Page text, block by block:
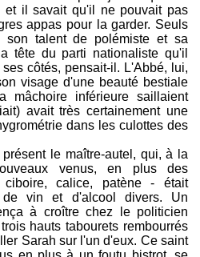
et il savait qu'il ne pouvait pas
appas pour la garder. Seuls
son talent de polémiste et sa
tête du parti nationaliste qu'il
côtés, pensait-il. L'Abbé, lui,
visage d'une beauté bestiale
mâchoire inférieure saillaient
avait très certainement une
dans les culottes des
le maître-autel, qui, à la
venus, en plus des
ciboire, calice, patène - était
de vin et d'alcool divers. Un
à croître chez le politicien
hauts tabourets rembourrés
Sarah sur l'un d'eux. Ce saint